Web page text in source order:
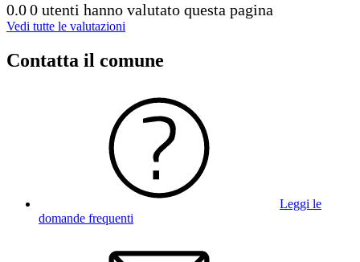
0.00 utenti hanno valutato questa pagina
Vedi tutte le valutazioni
Contatta il comune
Leggi le
domande frequenti